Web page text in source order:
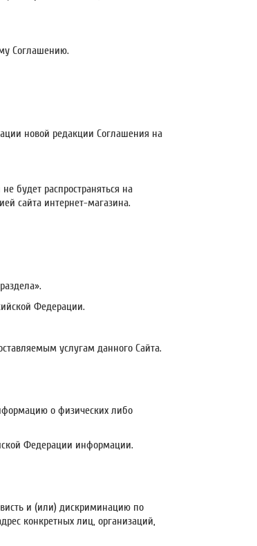
Соглашению.
новой редакции Соглашения на
будет распространяться на
сайта интернет-магазина.
Федерации.
услугам данного Сайта.
о физических либо
Федерации информации.
и (или) дискриминацию по
конкретных лиц, организаций,